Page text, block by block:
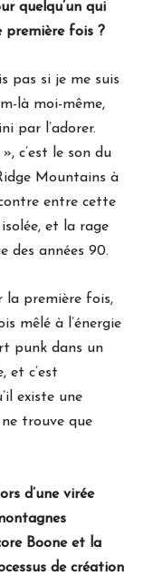
quelqu’un qui
première fois ?
pas si je me suis
là moi-même,
par l’adorer.
c’est le son du
Mountains à
entre cette
et la rage
des années 90.
la première fois,
mêlé à l’énergie
punk dans un
et c’est
existe une
trouve que
d’une virée
Boone et la
de création